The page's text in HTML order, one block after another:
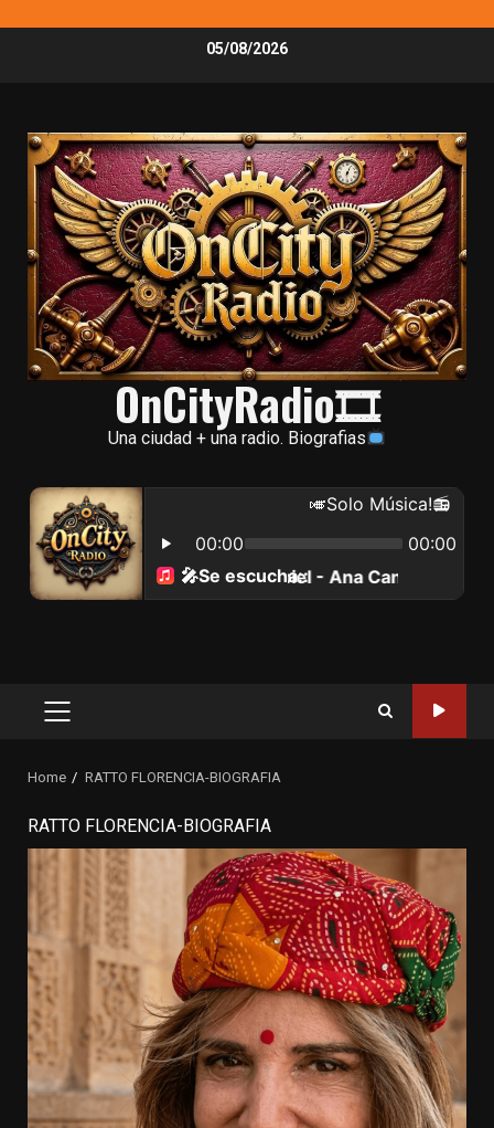
05/08/2026
OnCityRadio🎞
Una ciudad + una radio. Biografias
Primary
Home RATTO FLORENCIA-BIOGRAFIA
RATTO FLORENCIA-BIOGRAFIA